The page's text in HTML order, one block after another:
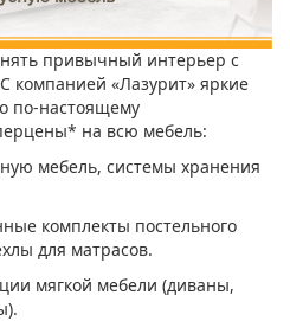
привычный интерьер с
компанией «Лазурит» яркие
по-настоящему
на всю мебель:
мебель, системы хранения
комплекты постельного
для матрасов.
мягкой мебели (диваны,